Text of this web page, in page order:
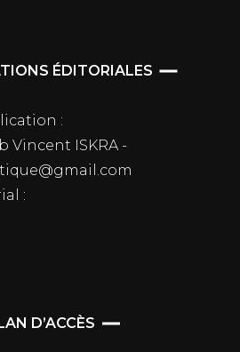
ÉDITORIALES
:
Vincent ISKRA -
:
D’ACCÈS